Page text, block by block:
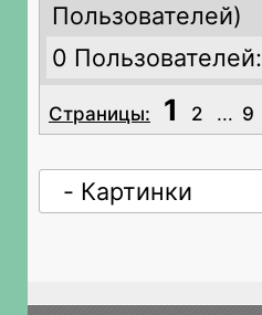
Пользователей)
0 Пользователей:
Страницы: 1 2 ... 9